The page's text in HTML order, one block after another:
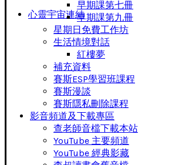
心靈宇宙連結
早期課第七冊
早期課第九冊
星期日免費工作坊
生活情境對話
紅樓夢
補充資料
賽斯ESP學習班課程
賽斯漫談
賽斯隱私刪除課程
影音頻道及下載專區
查老師音檔下載本站
YouTube 主要頻道
YouTube 經典影藏